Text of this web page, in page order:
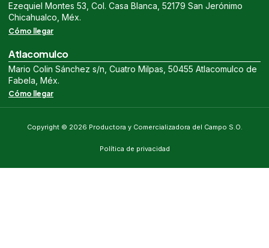
Ezequiel Montes 53, Col. Casa Blanca, 52179 San Jerónimo
Chicahualco, Méx.
Cómo llegar
Atlacomulco
Mario Colin Sánchez s/n, Cuatro Milpas, 50455 Atlacomulco de
Fabela, Méx.
Cómo llegar
Copyright © 2026 Productora y Comercializadora del Campo S.O.
Política de privacidad